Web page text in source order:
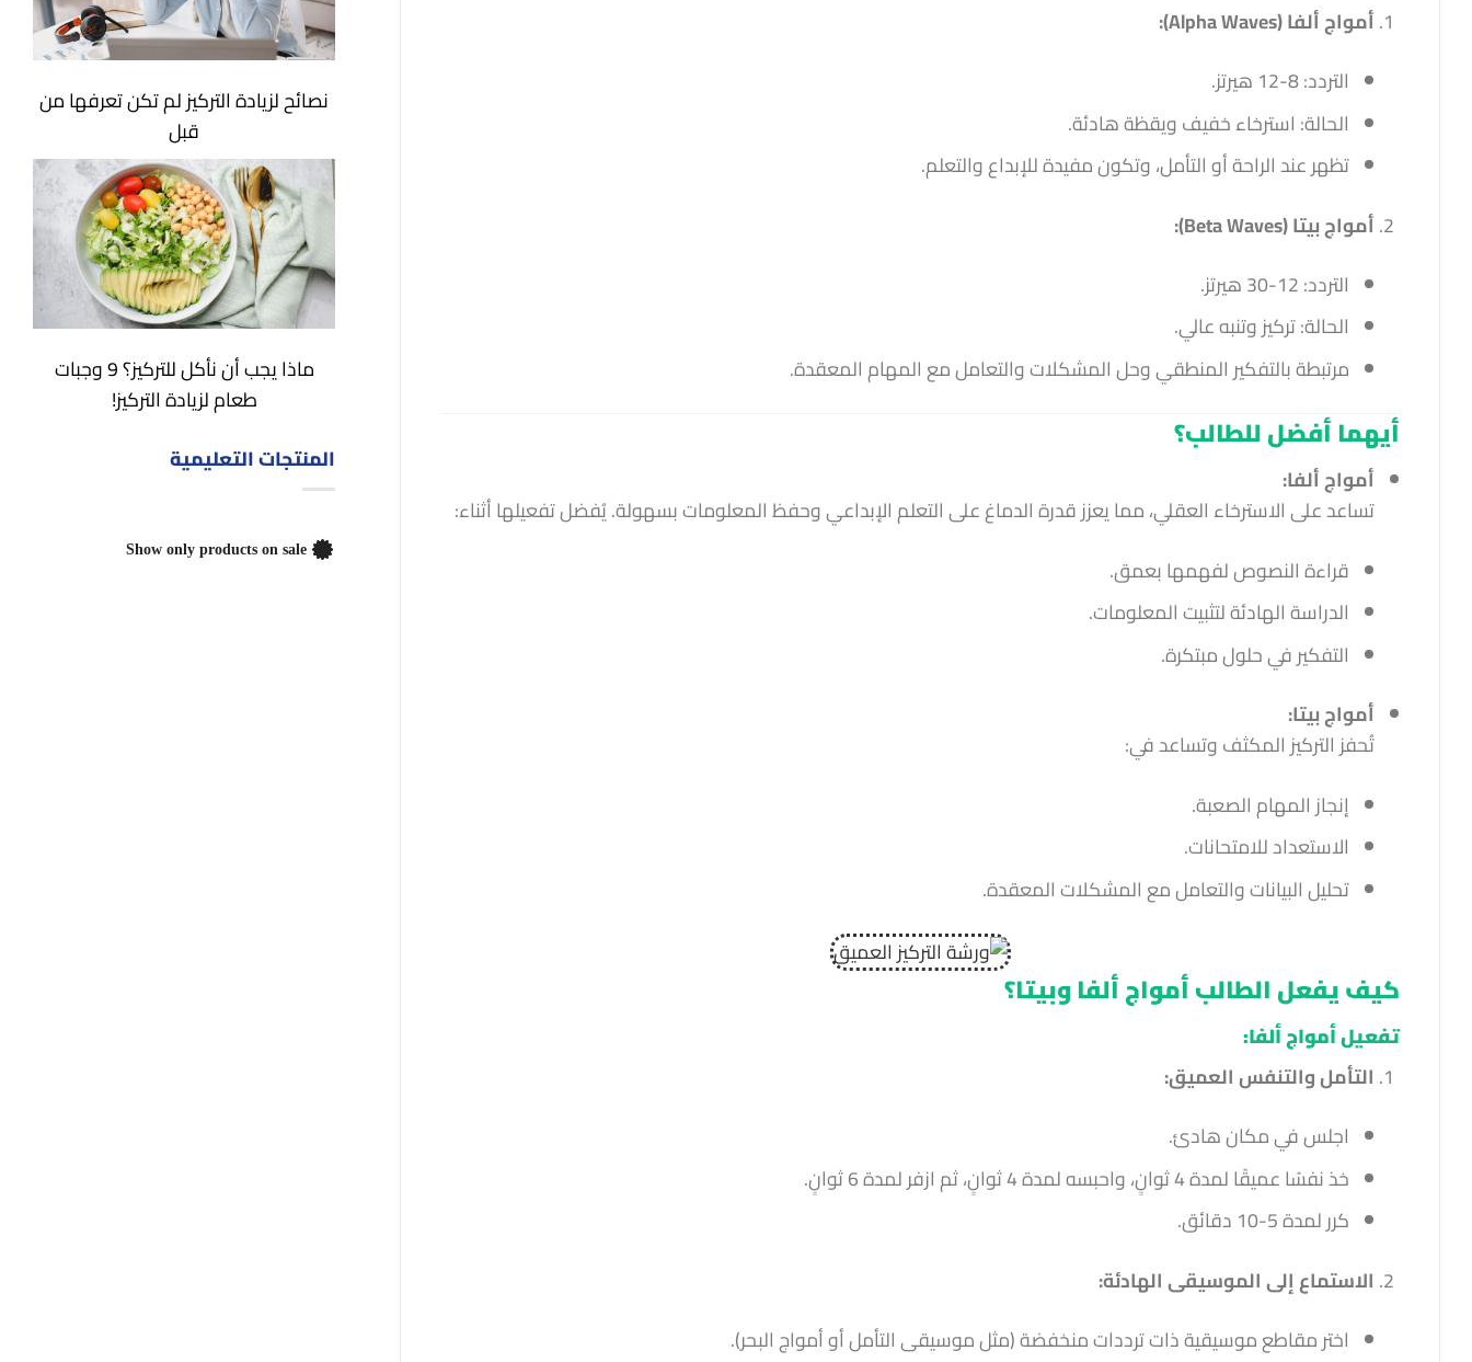
أمواج ألفا (Alpha Waves):
التردد: 8-12 هيرتز.
الحالة: استرخاء خفيف ويقظة هادئة.
تظهر عند الراحة أو التأمل، وتكون مفيدة للإبداع والتعلم.
أمواج بيتا (Beta Waves):
التردد: 12-30 هيرتز.
الحالة: تركيز وتنبه عالي.
مرتبطة بالتفكير المنطقي وحل المشكلات والتعامل مع المهام المعقدة.
أيهما أفضل للطالب؟
أمواج ألفا:
تساعد على الاسترخاء العقلي، مما يعزز قدرة الدماغ على التعلم الإبداعي وحفظ المعلومات بسهولة. يُفضل تفعيلها أثناء:
قراءة النصوص لفهمها بعمق.
الدراسة الهادئة لتثبيت المعلومات.
التفكير في حلول مبتكرة.
أمواج بيتا:
تُحفز التركيز المكثف وتساعد في:
إنجاز المهام الصعبة.
الاستعداد للامتحانات.
تحليل البيانات والتعامل مع المشكلات المعقدة.
كيف يفعل الطالب أمواج ألفا وبيتا؟
تفعيل أمواج ألفا:
التأمل والتنفس العميق:
اجلس في مكان هادئ.
خذ نفسًا عميقًا لمدة 4 ثوانٍ، واحبسه لمدة 4 ثوانٍ، ثم ازفر لمدة 6 ثوانٍ.
كرر لمدة 5-10 دقائق.
الاستماع إلى الموسيقى الهادئة:
اختر مقاطع موسيقية ذات ترددات منخفضة (مثل موسيقى التأمل أو أمواج البحر).
نصائح لزيادة التركيز لم تكن تعرفها من
قبل
ماذا يجب أن نأكل للتركيز؟ 9 وجبات
طعام لزيادة التركيز!
المنتجات التعليمية
Show only products on sale